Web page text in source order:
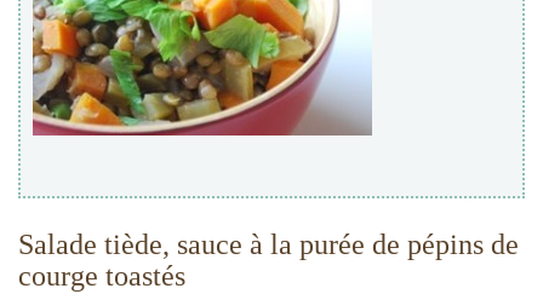
Salade tiède, sauce à la purée de pépins de
courge toastés